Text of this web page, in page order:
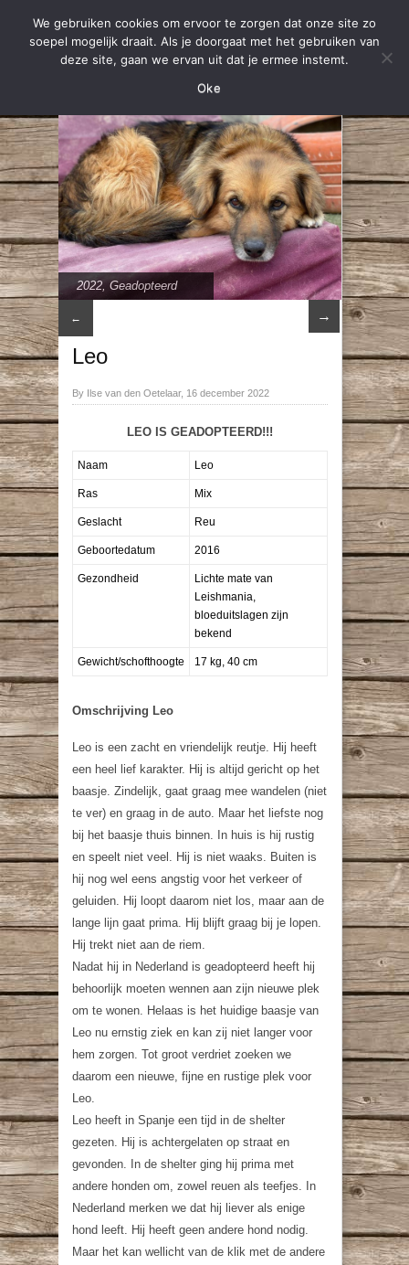
2022 Geadopteerd
← →
Leo
By Ilse van den Oetelaar, 16 december 2022
LEO IS GEADOPTEERD!!!
Naam Leo
Ras Mix
Geslacht Reu
Geboortedatum 2016
Gezondheid
Lichte mate van
Leishmania,
bloeduitslagen zijn
bekend
Gewicht/schofthoogte 17 kg, 40 cm
Omschrijving Leo
Leo is een zacht en vriendelijk reutje. Hij heeft
een heel lief karakter. Hij is altijd gericht op het
baasje. Zindelijk, gaat graag mee wandelen (niet
te ver) en graag in de auto. Maar het liefste nog
bij het baasje thuis binnen. In huis is hij rustig
en speelt niet veel. Hij is niet waaks. Buiten is
hij nog wel eens angstig voor het verkeer of
geluiden. Hij loopt daarom niet los, maar aan de
lange lijn gaat prima. Hij blijft graag bij je lopen.
Hij trekt niet aan de riem.
Nadat hij in Nederland is geadopteerd heeft hij
behoorlijk moeten wennen aan zijn nieuwe plek
om te wonen. Helaas is het huidige baasje van
Leo nu ernstig ziek en kan zij niet langer voor
hem zorgen. Tot groot verdriet zoeken we
daarom een nieuwe, fijne en rustige plek voor
Leo.
Leo heeft in Spanje een tijd in de shelter
gezeten. Hij is achtergelaten op straat en
gevonden. In de shelter ging hij prima met
andere honden om, zowel reuen als teefjes. In
Nederland merken we dat hij liever als enige
hond leeft. Hij heeft geen andere hond nodig.
Maar het kan wellicht van de klik met de andere
We gebruiken cookies om ervoor te zorgen dat onze site zo
soepel mogelijk draait. Als je doorgaat met het gebruiken van
deze site, gaan we ervan uit dat je ermee instemt.
Oke